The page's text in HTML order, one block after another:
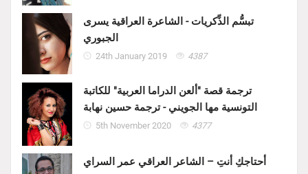
تبسُّم الذِّكريات - الشاعرة العراقية يسرى
الجبوري
24th January 2019 4387
ترجمة قصة "ألعن الدراما العربية" للكاتبة
التونسية مها الجويني - ترجمة حسين نهابة
5th November 2020 4377
أحتاجكِ أنتِ – الشاعر العراقي عمر السراي